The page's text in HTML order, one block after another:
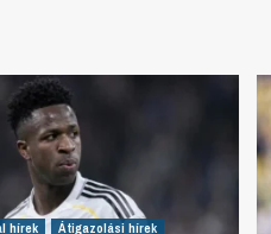
hírek
Átigazolási hírek